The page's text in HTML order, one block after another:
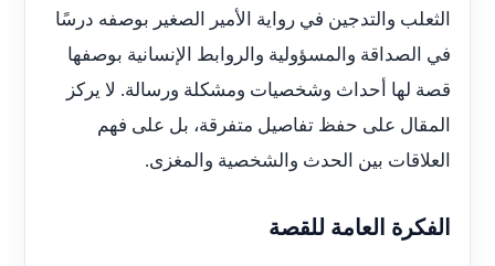
الثعلب والتدجين في رواية الأمير الصغير بوصفه درسًا
في الصداقة والمسؤولية والروابط الإنسانية بوصفها
قصة لها أحداث وشخصيات ومشكلة ورسالة. لا يركز
المقال على حفظ تفاصيل متفرقة، بل على فهم
العلاقات بين الحدث والشخصية والمغزى.
الفكرة العامة للقصة